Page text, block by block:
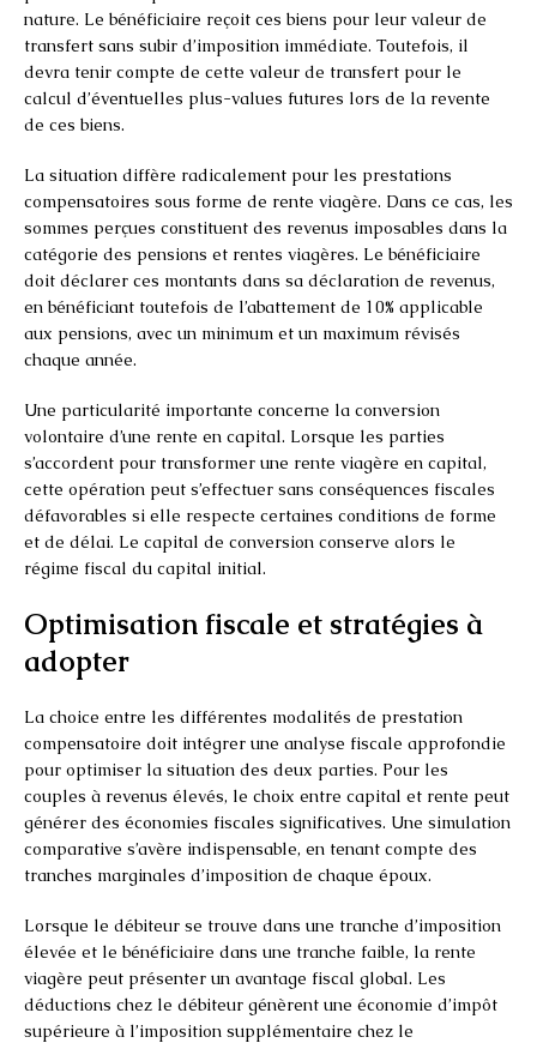
nature. Le bénéficiaire reçoit ces biens pour leur valeur de
transfert sans subir d’imposition immédiate. Toutefois, il
devra tenir compte de cette valeur de transfert pour le
calcul d’éventuelles plus-values futures lors de la revente
de ces biens.
La situation diffère radicalement pour les prestations
compensatoires sous forme de rente viagère. Dans ce cas, les
sommes perçues constituent des revenus imposables dans la
catégorie des pensions et rentes viagères. Le bénéficiaire
doit déclarer ces montants dans sa déclaration de revenus,
en bénéficiant toutefois de l’abattement de 10% applicable
aux pensions, avec un minimum et un maximum révisés
chaque année.
Une particularité importante concerne la conversion
volontaire d’une rente en capital. Lorsque les parties
s’accordent pour transformer une rente viagère en capital,
cette opération peut s’effectuer sans conséquences fiscales
défavorables si elle respecte certaines conditions de forme
et de délai. Le capital de conversion conserve alors le
régime fiscal du capital initial.
Optimisation fiscale et stratégies à
adopter
La choice entre les différentes modalités de prestation
compensatoire doit intégrer une analyse fiscale approfondie
pour optimiser la situation des deux parties. Pour les
couples à revenus élevés, le choix entre capital et rente peut
générer des économies fiscales significatives. Une simulation
comparative s’avère indispensable, en tenant compte des
tranches marginales d’imposition de chaque époux.
Lorsque le débiteur se trouve dans une tranche d’imposition
élevée et le bénéficiaire dans une tranche faible, la rente
viagère peut présenter un avantage fiscal global. Les
déductions chez le débiteur génèrent une économie d’impôt
supérieure à l’imposition supplémentaire chez le